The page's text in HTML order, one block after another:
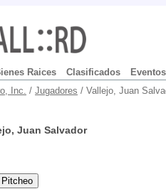
Raices Clasificados Eventos
Inc. / Jugadores / Vallejo, Juan
Juan Salvador
Pitcheo